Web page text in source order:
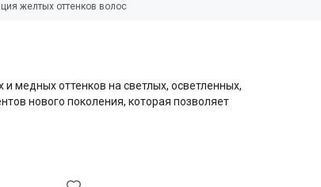
желтых оттенков волос
медных оттенков на светлых, осветленных,
нового поколения, которая позволяет